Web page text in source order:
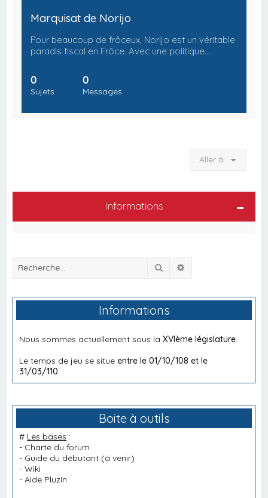
Marquisat de Norijo
Pour beaucoup de frôceux, Norijo est un véritable
paradis fiscal en Frôce. Avec une politique…
0
Sujets
0
Messages
Aller à
Informations
Rechercher
Informations
Nous sommes actuellement sous laXVIème législature
Le temps de jeu se situeentre le 01/10/108 et le
31/03/110
Boite à outils
# Les bases :
- Charte du forum
- Guide du débutant (à venir)
-Wiki
-Aide PluzIn